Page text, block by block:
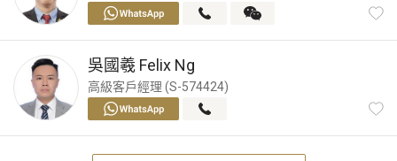
吳國羲 Felix Ng
高級客戶經理 (S-574424)